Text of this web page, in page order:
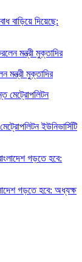
বাড়িয়ে দিয়েছে:
মন্ত্রী মুক্তাদির
ইউনিভার্সিটি
গড়তে হবে: অধ্যক্ষ